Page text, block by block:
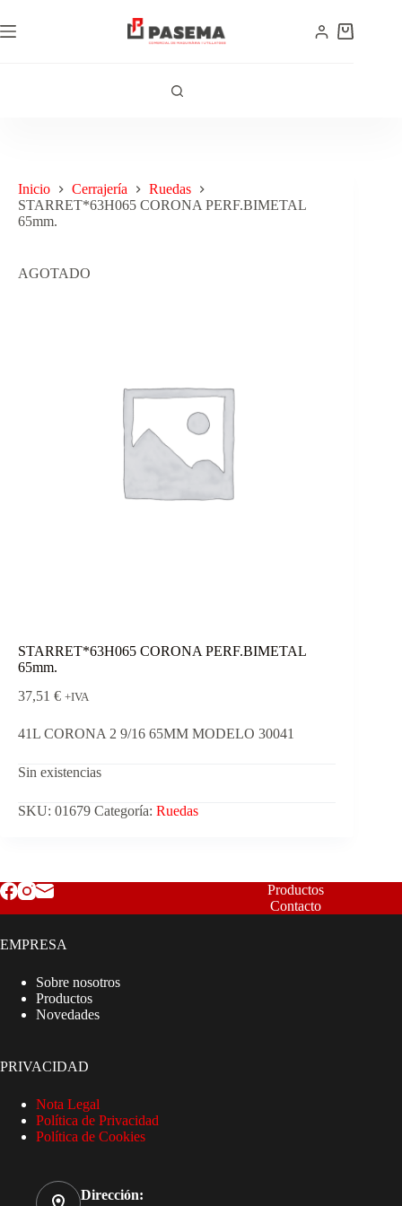
Inicio Cerrajería
Ruedas
STARRET*63H065 CORONA PERF.BIMETAL
65mm.
AGOTADO
STARRET*63H065 CORONA PERF.BIMETAL
65mm.
37,51 € +IVA
41L CORONA 2 9/16 65MM MODELO 30041
Sin existencias
SKU: 01679 Categoría: Ruedas
Productos
Contacto
EMPRESA
Sobre nosotros
Productos
Novedades
PRIVACIDAD
Nota Legal
Política de Privacidad
Política de Cookies
Dirección: